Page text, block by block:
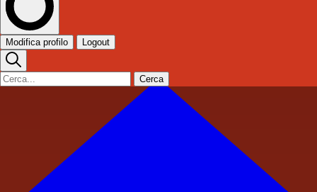
Modifica profilo Logout
Cerca